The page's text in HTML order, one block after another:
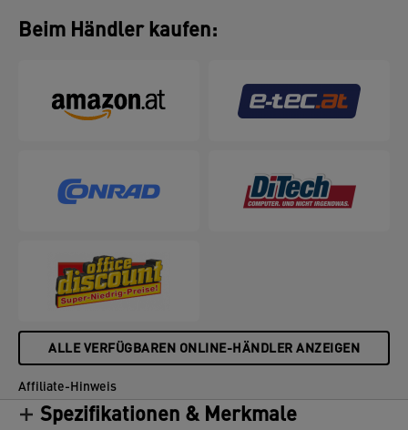
Anti-Reflexbeschichtung reduziert der integrierte
bleibt vollständig erhalten. Die Befestigung erfolgt
über Klebestreifen oder Haltelaschen, so dass Sie
den Filter jederzeit einfach anbringen oder
Geräteschutz und Schutz Ihrer Augen.
Beim Händler kaufen:
ALLE VERFÜGBAREN ONLINE-HÄNDLER ANZEIGEN
Affiliate-Hinweis
Spezifikationen & Merkmale